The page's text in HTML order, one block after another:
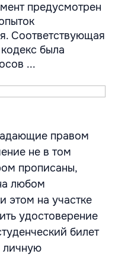
предусмотрен
Соответствующая
была
...
правом
не в том
прописаны,
любом
этом на участке
удостоверение
билет
личную